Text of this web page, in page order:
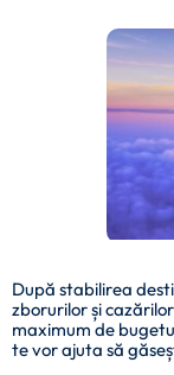
După stabilirea
zborurilor și
maximum de
te vor ajuta să